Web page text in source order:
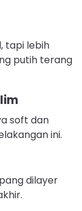
tapi lebih
putih terang
soft dan
ini.
dilayer